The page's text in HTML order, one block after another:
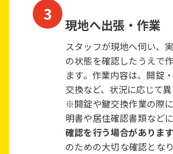
現地へ出張・作業
スタッフが現地へ伺い、
の状態を確認したうえで
ます。作業内容は、開錠
交換など、状況に応じて異
※開錠や鍵交換作業の際
明書や居住確認書類など
確認を行う場合があります
のための大切な確認となり